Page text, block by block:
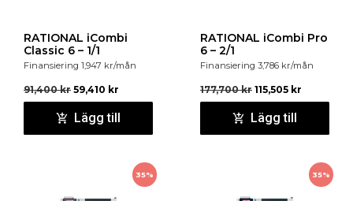
RATIONAL iCombi
Classic 6 – 1/1
Finansiering 1,947 kr/mån
91,400kr 59,410 kr
Lägg till
RATIONAL iCombi Pro
6 – 2/1
Finansiering 3,786 kr/mån
177,700kr 115,505 kr
Lägg till
35% 35%